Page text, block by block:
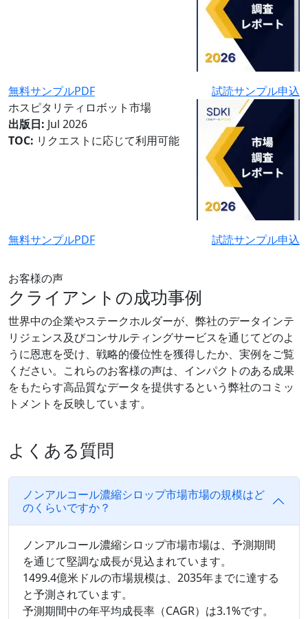
無料サンプルPDF
試読サンプル申込
ホスピタリティロボット市場
出版日: Jul 2026
TOC: リクエストに応じて利用可能
無料サンプルPDF 試読サンプル申込
お客様の声
クライアントの成功事例
世界中の企業やステークホルダーが、弊社のデータインテ
リジェンス及びコンサルティングサービスを通じてどのよ
うに恩恵を受け、戦略的優位性を獲得したか、実例をご覧
ください。これらのお客様の声は、インパクトのある成果
をもたらす高品質なデータを提供するという弊社のコミッ
トメントを反映しています。
よくある質問
ノンアルコール濃縮シロップ市場市場の規模はど
のくらいですか？
ノンアルコール濃縮シロップ市場市場は、予測期間
を通じて堅調な成長が見込まれています。
1499.4億米ドルの市場規模は、2035年までに達する
と予測されています。
予測期間中の年平均成長率（CAGR）は3.1%です。